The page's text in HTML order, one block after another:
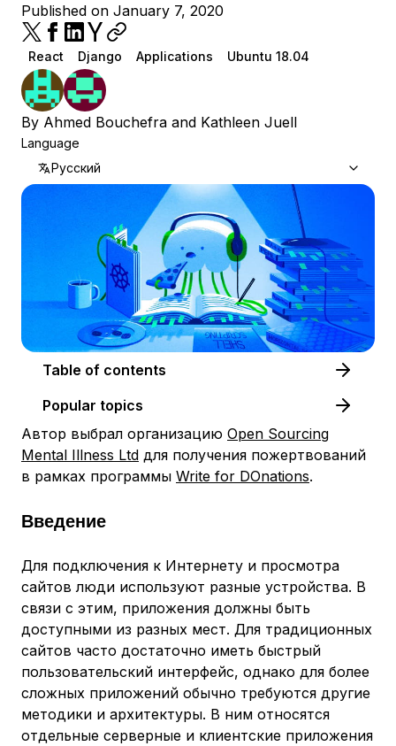
Published on January 7, 2020
React Django Applications Ubuntu 18.04
By Ahmed Bouchefra and Kathleen Juell
Language
Русский
Table of contents
Popular topics
Автор выбрал организацию Open Sourcing
Mental Illness Ltd для получения пожертвований
в рамках программы Write for DOnations.
Введение
Для подключения к Интернету и просмотра
сайтов люди используют разные устройства. В
связи с этим, приложения должны быть
доступными из разных мест. Для традиционных
сайтов часто достаточно иметь быстрый
пользовательский интерфейс, однако для более
сложных приложений обычно требуются другие
методики и архитектуры. В ним относятся
отдельные серверные и клиентские приложения